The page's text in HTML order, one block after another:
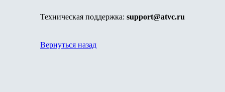
Техническая поддержка: support@atvc.ru
Вернуться назад